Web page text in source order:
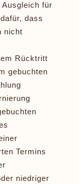
für
dass
nicht
Rücktritt
gebuchten
Termins
niedriger